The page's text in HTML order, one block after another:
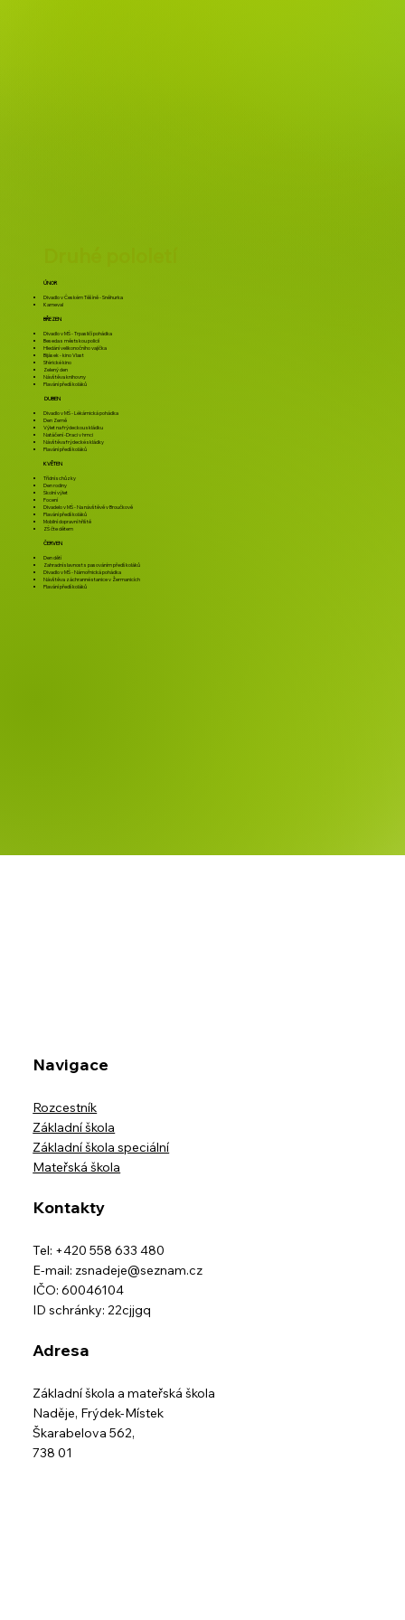
ÚNOR
Divadlo v Českém Těšíně - Sněhurka
Karneval
BŘEZEN
Divadlo v MŠ - Trpasličí pohádka
Beseda s městskou policií
Hledání velikonočního vajíčka
Bijásek - kino Vlast
Sférické kino
Zelený den
Návštěva knihovny
Plavání předškoláků
DUBEN
Divadlo v MŠ - Lékárnická pohádka
Den Země
Výlet na frýdeckou skládku
Natáčení -Draci v hrnci
Návštěva frýdecké skládky
Plavání předškoláků
KVĚTEN
Třídní schůzky
Den rodiny
Školní výlet
Focení
Divadelo v MŠ - Na návštěvě v Broučkově
Plavání předškoláků
Mobilní dopravní hřiště
ZŠ čte dětem
ČERVEN
Den dětí
Zahradní slavnost s pasováním předškoláků
Divadlo v MŠ - Námořnická pohádka
Návštěva záchranné stanice v Žermanicích
Plavání předškoláků
Navigace
Rozcestník
Základní škola
Základní škola speciální
Mateřská škola
Kontakty
Tel: +420 558 633 480
E-mail: zsnadeje@seznam.cz
IČO: 60046104
ID schránky: 22cjjgq
Adresa
Základní škola a mateřská škola
Naděje, Frýdek-Místek
Škarabelova 562,
738 01